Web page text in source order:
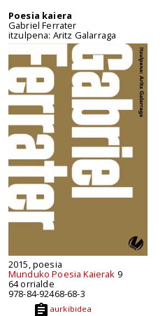
Poesia kaiera
Gabriel Ferrater
itzulpena: Aritz Galarraga
2015, poesia
Munduko Poesia Kaierak 9
64 orrialde
978-84-92468-68-3
aurkibidea